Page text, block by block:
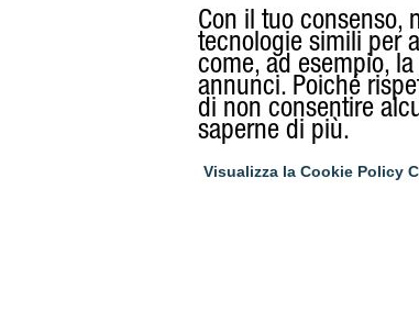
Con il tuo consenso,
tecnologie simili per
come, ad esempio,
annunci. Poiché
di non consentire
saperne di più.
Visualizza la Cookie Policy